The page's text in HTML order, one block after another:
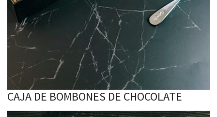
CAJA DE BOMBONES DE CHOCOLATE